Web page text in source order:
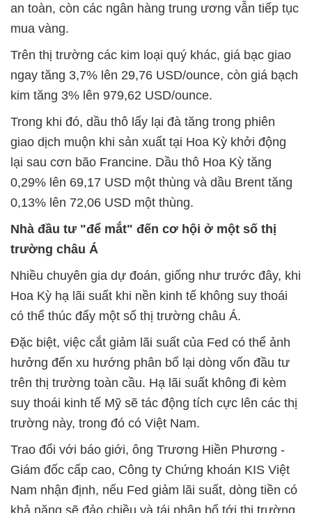
an toàn, còn các ngân hàng trung ương vẫn tiếp tục
mua vàng.
Trên thị trường các kim loại quý khác, giá bạc giao
ngay tăng 3,7% lên 29,76 USD/ounce, còn giá bạch
kim tăng 3% lên 979,62 USD/ounce.
Trong khi đó, dầu thô lấy lại đà tăng trong phiên
giao dịch muộn khi sản xuất tại Hoa Kỳ khởi động
lại sau cơn bão Francine. Dầu thô Hoa Kỳ tăng
0,29% lên 69,17 USD một thùng và dầu Brent tăng
0,13% lên 72,06 USD một thùng.
Nhà đầu tư "để mắt" đến cơ hội ở một số thị
trường châu Á
Nhiều chuyên gia dự đoán, giống như trước đây, khi
Hoa Kỳ hạ lãi suất khi nền kinh tế không suy thoái
có thể thúc đẩy một số thị trường châu Á.
Đặc biệt, việc cắt giảm lãi suất của Fed có thể ảnh
hưởng đến xu hướng phân bổ lại dòng vốn đầu tư
trên thị trường toàn cầu. Hạ lãi suất không đi kèm
suy thoái kinh tế Mỹ sẽ tác động tích cực lên các thị
trường này, trong đó có Việt Nam.
Trao đổi với báo giới, ông Trương Hiền Phương -
Giám đốc cấp cao, Công ty Chứng khoán KIS Việt
Nam nhận định, nếu Fed giảm lãi suất, dòng tiền có
khả năng sẽ đảo chiều và tái phân bổ tới thị trường